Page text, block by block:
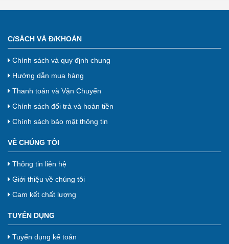
C/SÁCH VÀ Đ/KHOẢN
Chính sách và quy định chung
Hướng dẫn mua hàng
Thanh toán và Vận Chuyển
Chính sách đổi trả và hoàn tiền
Chính sách bảo mật thông tin
VỀ CHÚNG TÔI
Thông tin liên hệ
Giới thiệu về chúng tôi
Cam kết chất lượng
TUYỂN DỤNG
Tuyển dụng kế toán